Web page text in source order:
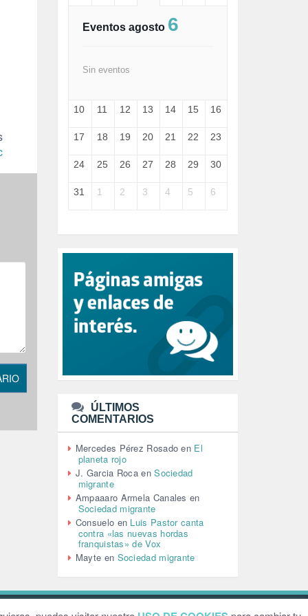
FELICIDAD (1)
FRANCISCO (5)
HUGO ZÁRATE (30)
I A (2)
INDEPENDENCIA (15)
INTELIGENCIA ARTIFICIAL (1)
JANE GOODDALL (1)
JAZZ (1)
JÓVENES (28)
JUSTICIA (13)
LEÓN XIV (5)
LGTBI (1)
MEMORIA HISTÓRICA (232)
MONARQUÍA (26)
NATURALEZA (1)
PALESTINA (8)
PARTICIPACIÓN CIUDADANA (392)
PAZ (2)
PENSIONES (12)
PEPE MUJICA (2)
PESCADORES (1)
POBREZA (2)
POLÍTICA INTERNACIONAL (366)
POLÍTICA VALENCIA (357)
Eventos agosto 6
Sin eventos
10 11 12 13 14 15 16
17 18 19 20 21 22 23
24 25 26 27 28 29 30
31 1 2 3 4 5 6
ÚLTIMOS
COMENTARIOS
Mercedes Pérez Rosado en El
planeta rojo
J. Garcia Roca enSociedad
migrante
Ampaaaro Armela Canales en
Sociedad migrante
Consuelo en Luis Pastor canta
contra «las nuevas hordas
franquistas» de Vox
Mayte en Sociedad migrante